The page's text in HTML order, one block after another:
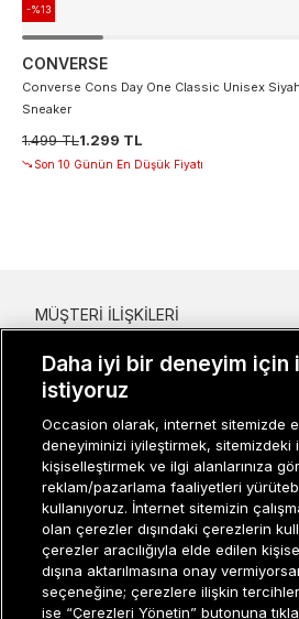
-%13
CONVERSE
Converse Cons Day One Classic Unisex Siyah
Sneaker
1.499 TL1.299 TL
Son 10 Günün En Düşük Fiyatı
Müşteri İlişkileri0 850 800 01 20
MÜŞTERI İLIŞKILERI
KURUMSAL
KADIN KATEGORILER
GRUP MARKALAR
ERKEK KATEGORILER
Daha iyi bir deneyim için
istiyoruz
Occasion olarak, internet sitemizde
deneyiminizi iyileştirmek, sitemizdeki
kişiselleştirmek ve ilgi alanlarınıza
reklam/pazarlama faaliyetleri
kullanıyoruz. İnternet sitemizin
olan çerezler dışındaki çerezlerin
çerezler aracılığıyla elde edilen
dışına aktarılmasına onay
seçeneğine; çerezlere ilişkin
ise “Çerezleri Yönetin” butonuna